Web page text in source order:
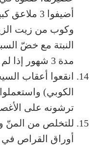
أضيفوا 3
وكوب من زيت
النبتة مع خضّ
مدة 3 شهور إذا لم تمطر بقوة.
انقعوا أعقاب
الكوبي)
ترشونه على
للتخلص من المنّ